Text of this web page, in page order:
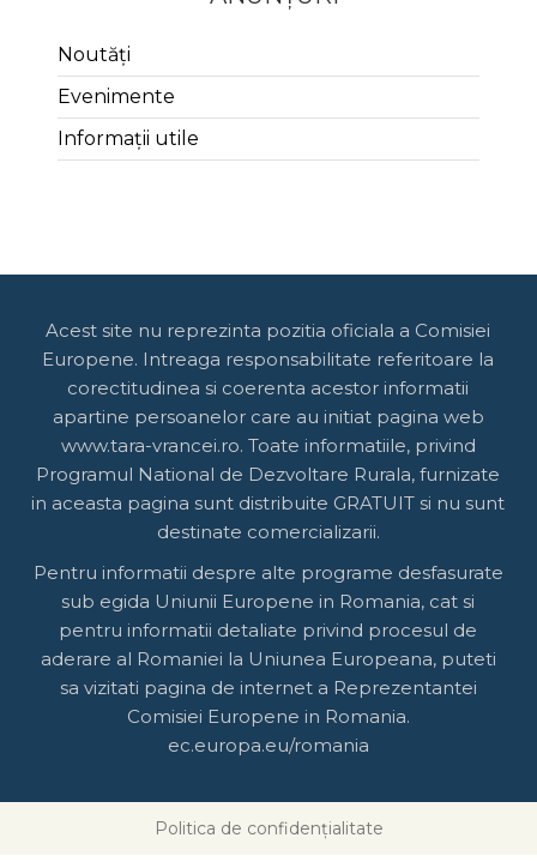
Noutăți
Evenimente
Informații utile
Acest site nu reprezinta pozitia oficiala a Comisiei
Europene. Intreaga responsabilitate referitoare la
corectitudinea si coerenta acestor informatii
apartine persoanelor care au initiat pagina web
www.tara-vrancei.ro. Toate informatiile, privind
Programul National de Dezvoltare Rurala, furnizate
in aceasta pagina sunt distribuite GRATUIT si nu sunt
destinate comercializarii.
Pentru informatii despre alte programe desfasurate
sub egida Uniunii Europene in Romania, cat si
pentru informatii detaliate privind procesul de
aderare al Romaniei la Uniunea Europeana, puteti
sa vizitati pagina de internet a Reprezentantei
Comisiei Europene in Romania.
ec.europa.eu/romania
Politica de confidențialitate